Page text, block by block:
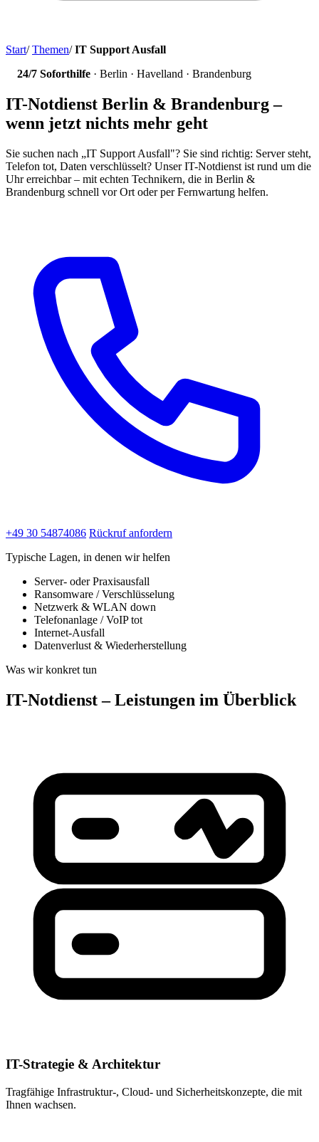
Start/ Themen/ IT Support Ausfall
24/7 Soforthilfe · Berlin · Havelland · Brandenburg
IT-Notdienst Berlin & Brandenburg –
wenn jetzt nichts mehr geht
Sie suchen nach „IT Support Ausfall"? Sie sind richtig: Server steht,
Telefon tot, Daten verschlüsselt? Unser IT-Notdienst ist rund um die
Uhr erreichbar – mit echten Technikern, die in Berlin &
Brandenburg schnell vor Ort oder per Fernwartung helfen.
+49 30 54874086 Rückruf anfordern
Typische Lagen, in denen wir helfen
Server- oder Praxisausfall
Ransomware / Verschlüsselung
Netzwerk & WLAN down
Telefonanlage / VoIP tot
Internet-Ausfall
Datenverlust & Wiederherstellung
Was wir konkret tun
IT-Notdienst – Leistungen im Überblick
IT-Strategie & Architektur
Tragfähige Infrastruktur-, Cloud- und Sicherheitskonzepte, die mit
Ihnen wachsen.